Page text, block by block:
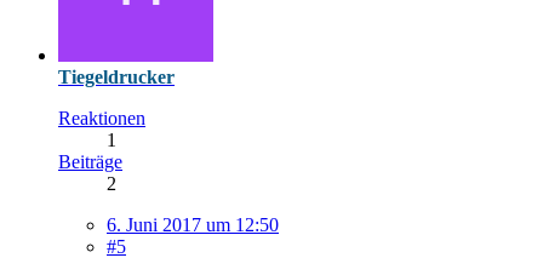
Tiegeldrucker
Reaktionen
1
Beiträge
2
6. Juni 2017 um 12:50
#5